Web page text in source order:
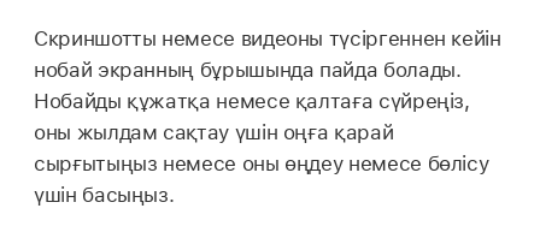
Скриншотты немесе видеоны түсіргеннен кейін
нобай экранның бұрышында пайда болады.
Нобайды құжатқа немесе қалтаға сүйреңіз,
оны жылдам сақтау үшін оңға қарай
сырғытыңыз немесе оны өңдеу немесе бөлісу
үшін басыңыз.